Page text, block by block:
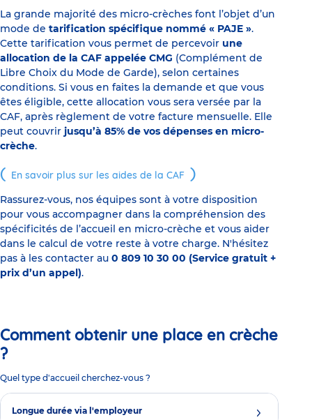
La grande majorité des micro-crèches font l’objet d’un
mode de tarification spécifique nommé « PAJE ».
Cette tarification vous permet de percevoir une
allocation de la CAF appelée CMG (Complément de
Libre Choix du Mode de Garde), selon certaines
conditions. Si vous en faites la demande et que vous
êtes éligible, cette allocation vous sera versée par la
CAF, après règlement de votre facture mensuelle. Elle
peut couvrir jusqu’à 85% de vos dépenses en micro-
crèche.
En savoir plus sur les aides de la CAF
Rassurez-vous, nos équipes sont à votre disposition
pour vous accompagner dans la compréhension des
spécificités de l’accueil en micro-crèche et vous aider
dans le calcul de votre reste à votre charge. N'hésitez
pas à les contacter au 0 809 10 30 00 (Service gratuit +
prix d’un appel).
Comment obtenir une place en crèche
?
Quel type d'accueil cherchez-vous ?
Longue durée via l'employeur